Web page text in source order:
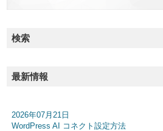
検索
最新情報
2026年07月21日
WordPress AI コネクト設定方法